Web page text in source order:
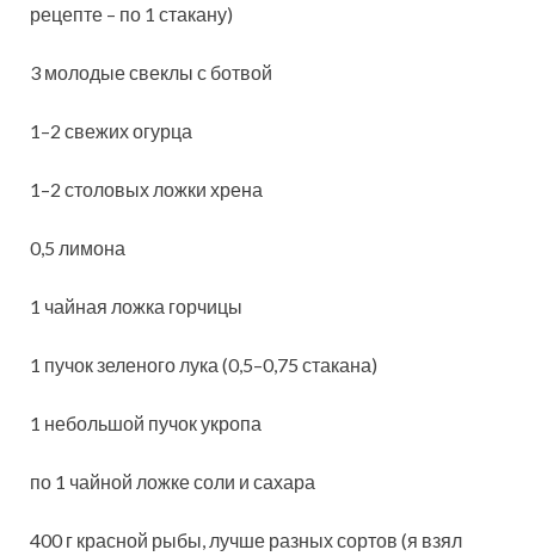
рецепте – по 1 стакану)
3 молодые свеклы с ботвой
1–2 свежих огурца
1–2 столовых ложки хрена
0,5 лимона
1 чайная ложка горчицы
1 пучок зеленого лука (0,5–0,75 стакана)
1 небольшой пучок укропа
по 1 чайной ложке соли и сахара
400 г красной рыбы, лучше разных сортов (я взял